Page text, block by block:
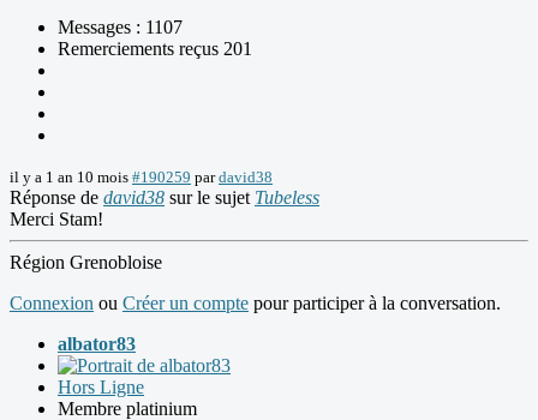
Messages : 1107
Remerciements reçus 201
il y a 1 an 10 mois #190259 pardavid38
Réponse de david38 sur le sujet Tubeless
Merci Stam!
Région Grenobloise
Connexion ou Créer un compte pour participer à la conversation.
albator83
Hors Ligne
Membre platinium